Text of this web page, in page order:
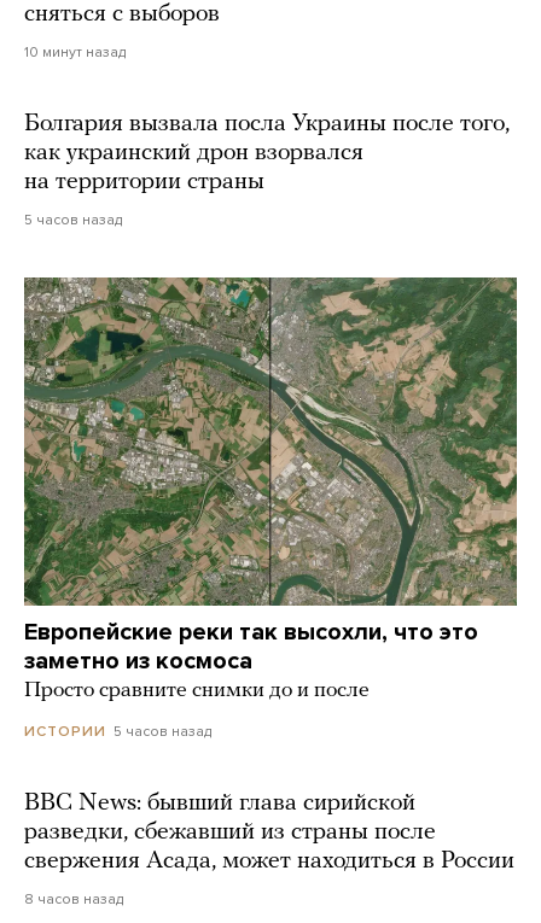
сняться с выборов
10 минут назад
Болгария вызвала посла Украины после того,
как украинский дрон взорвался
на территории страны
5 часов назад
Европейские реки так высохли, что это
заметно из космоса
Просто сравните снимки до и после
ИСТОРИИ 5 часов назад
BBC News: бывший глава сирийской
разведки, сбежавший из страны после
свержения Асада, может находиться в России
8 часов назад